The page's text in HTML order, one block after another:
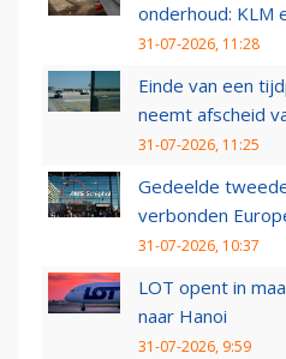
onderhoud: KLM
31-07-2026, 11:28
Einde van een
neemt afscheid
31-07-2026, 11:25
Gedeelde
verbonden
31-07-2026, 10:37
LOT opent in
naar Hanoi
31-07-2026, 9:59